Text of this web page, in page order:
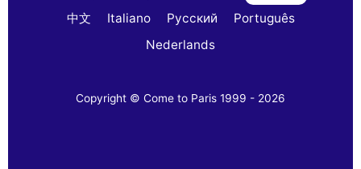
中文
Italiano Русский
Português
Nederlands
Copyright © Come to Paris 1999 - 2026